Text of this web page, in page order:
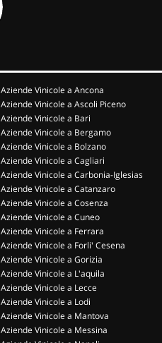
Aziende Vinicole a Ancona
Aziende Vinicole a Ascoli Piceno
Aziende Vinicole a Bari
Aziende Vinicole a Bergamo
Aziende Vinicole a Bolzano
Aziende Vinicole a Cagliari
Aziende Vinicole a Carbonia-Iglesias
Aziende Vinicole a Catanzaro
Aziende Vinicole a Cosenza
Aziende Vinicole a Cuneo
Aziende Vinicole a Ferrara
Aziende Vinicole a Forli' Cesena
Aziende Vinicole a Gorizia
Aziende Vinicole a L'aquila
Aziende Vinicole a Lecce
Aziende Vinicole a Lodi
Aziende Vinicole a Mantova
Aziende Vinicole a Messina